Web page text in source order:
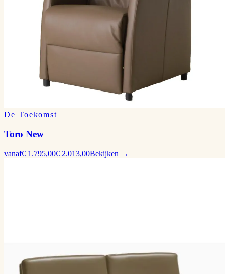
De Toekomst
Toro New
vanaf€ 1.795,00€ 2.013,00Bekijken →